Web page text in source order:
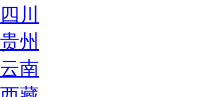
四川
贵州
云南